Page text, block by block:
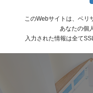
このWebサイトは、ベリ
あなたの個
入力された情報は全て